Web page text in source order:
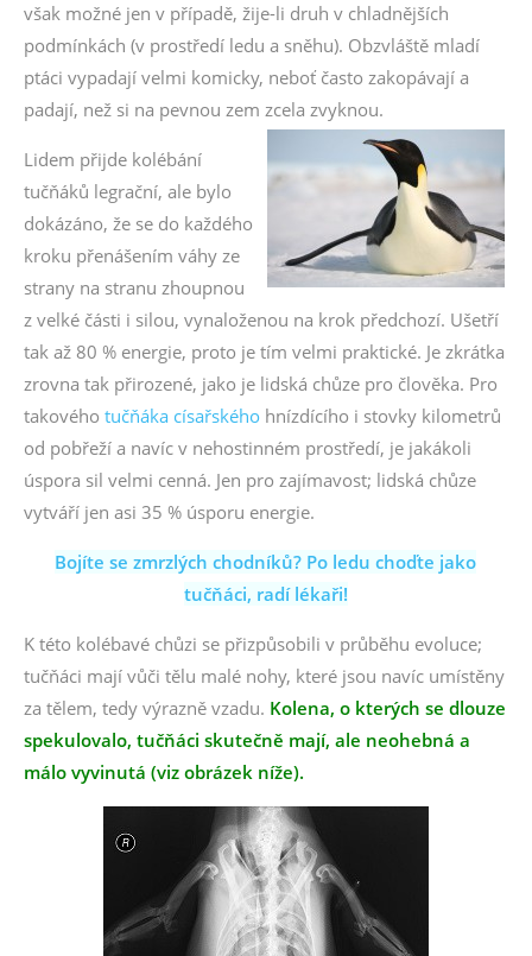
však možné jen v případě, žije-li druh v chladnějších
podmínkách (v prostředí ledu a sněhu). Obzvláště mladí
ptáci vypadají velmi komicky, neboť často zakopávají a
padají, než si na pevnou zem zcela zvyknou.
Lidem přijde kolébání
tučňáků legrační, ale bylo
dokázáno, že se do každého
kroku přenášením váhy ze
strany na stranu zhoupnou
z velké části i silou, vynaloženou na krok předchozí. Ušetří
tak až 80 % energie, proto je tím velmi praktické. Je zkrátka
zrovna tak přirozené, jako je lidská chůze pro člověka. Pro
takového tučňáka císařského hnízdícího i stovky kilometrů
od pobřeží a navíc v nehostinném prostředí, je jakákoli
úspora sil velmi cenná. Jen pro zajímavost; lidská chůze
vytváří jen asi 35 % úsporu energie.
Bojíte se zmrzlých chodníků? Po ledu choďte jako
tučňáci, radí lékaři!
K této kolébavé chůzi se přizpůsobili v průběhu evoluce;
tučňáci mají vůči tělu malé nohy, které jsou navíc umístěny
za tělem, tedy výrazně vzadu. Kolena, o kterých se dlouze
spekulovalo, tučňáci skutečně mají, ale neohebná a
málo vyvinutá (viz obrázek níže).